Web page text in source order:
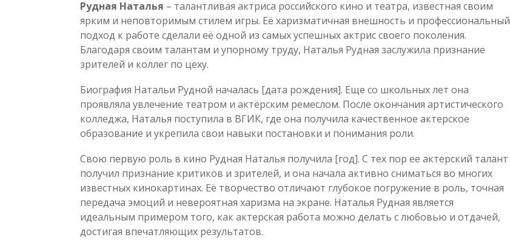
Рудная Наталья – талантливая актриса российского кино и театра, известная своим
ярким и неповторимым стилем игры. Её харизматичная внешность и профессиональный
подход к работе сделали её одной из самых успешных актрис своего поколения.
Благодаря своим талантам и упорному труду, Наталья Рудная заслужила признание
зрителей и коллег по цеху.
Биография Натальи Рудной началась [дата рождения]. Еще со школьных лет она
проявляла увлечение театром и актёрским ремеслом. После окончания артистического
колледжа, Наталья поступила в ВГИК, где она получила качественное актерское
образование и укрепила свои навыки постановки и понимания роли.
Свою первую роль в кино Рудная Наталья получила [год]. С тех пор ее актерский талант
получил признание критиков и зрителей, и она начала активно сниматься во многих
известных кинокартинах. Её творчество отличают глубокое погружение в роль, точная
передача эмоций и невероятная харизма на экране. Наталья Рудная является
идеальным примером того, как актерская работа можно делать с любовью и отдачей,
достигая впечатляющих результатов.